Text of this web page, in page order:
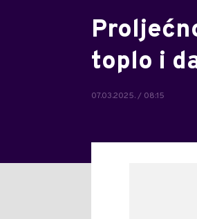
toplo i
07.03.2025. / 08:15